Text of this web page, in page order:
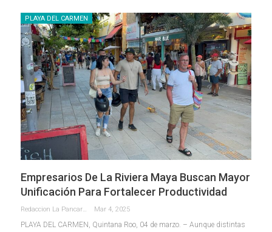
PLAYA DEL CARMEN
Empresarios De La Riviera Maya Buscan Mayor
Unificación Para Fortalecer Productividad
Redaccion La Pancarta De Quintana Roo Mar 4, 2025
PLAYA DEL CARMEN, Quintana Roo, 04 de marzo. – Aunque distintas